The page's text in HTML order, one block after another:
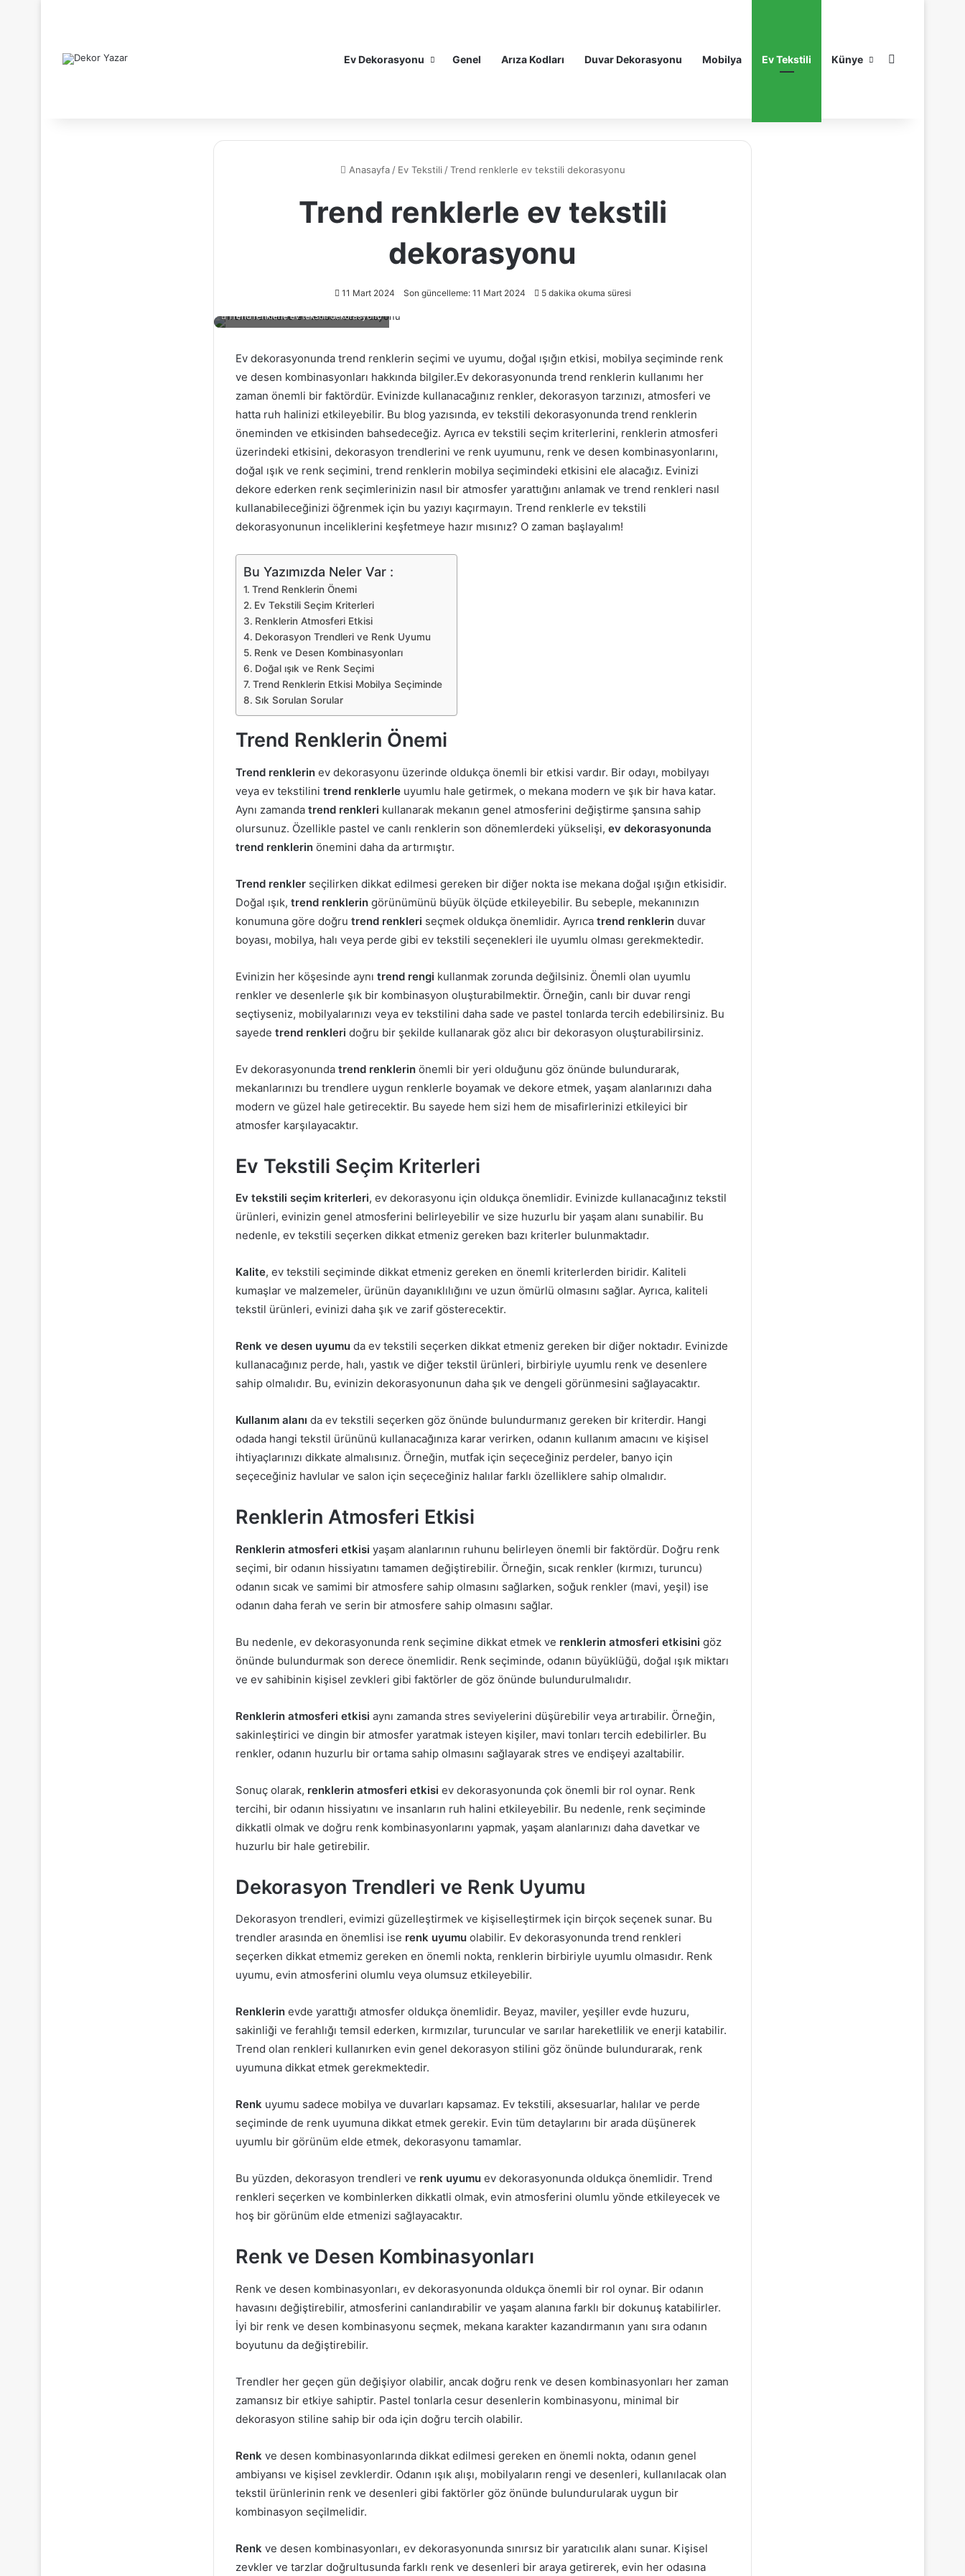
Ev Dekorasyonu Genel Arıza Kodları Duvar Dekorasyonu Mobilya Ev Tekstili Künye
Anasayfa / Ev Tekstili / Trend renklerle ev tekstili dekorasyonu
Trend renklerle ev tekstili
dekorasyonu
11 Mart 2024 Son güncelleme: 11 Mart 2024 5 dakika okuma süresi
Trend renklerle ev tekstili dekorasyonu
Ev dekorasyonunda trend renklerin seçimi ve uyumu, doğal ışığın etkisi, mobilya seçiminde renk
ve desen kombinasyonları hakkında bilgiler.Ev dekorasyonunda trend renklerin kullanımı her
zaman önemli bir faktördür. Evinizde kullanacağınız renkler, dekorasyon tarzınızı, atmosferi ve
hatta ruh halinizi etkileyebilir. Bu blog yazısında, ev tekstili dekorasyonunda trend renklerin
öneminden ve etkisinden bahsedeceğiz. Ayrıca ev tekstili seçim kriterlerini, renklerin atmosferi
üzerindeki etkisini, dekorasyon trendlerini ve renk uyumunu, renk ve desen kombinasyonlarını,
doğal ışık ve renk seçimini, trend renklerin mobilya seçimindeki etkisini ele alacağız. Evinizi
dekore ederken renk seçimlerinizin nasıl bir atmosfer yarattığını anlamak ve trend renkleri nasıl
kullanabileceğinizi öğrenmek için bu yazıyı kaçırmayın. Trend renklerle ev tekstili
dekorasyonunun inceliklerini keşfetmeye hazır mısınız? O zaman başlayalım!
Bu Yazımızda Neler Var :
Trend Renklerin Önemi
Ev Tekstili Seçim Kriterleri
Renklerin Atmosferi Etkisi
Dekorasyon Trendleri ve Renk Uyumu
Renk ve Desen Kombinasyonları
Doğal ışık ve Renk Seçimi
Trend Renklerin Etkisi Mobilya Seçiminde
Sık Sorulan Sorular
Trend Renklerin Önemi
Trend renklerin ev dekorasyonu üzerinde oldukça önemli bir etkisi vardır. Bir odayı, mobilyayı
veya ev tekstilini trend renklerle uyumlu hale getirmek, o mekana modern ve şık bir hava katar.
Aynı zamanda trend renkleri kullanarak mekanın genel atmosferini değiştirme şansına sahip
olursunuz. Özellikle pastel ve canlı renklerin son dönemlerdeki yükselişi, ev dekorasyonunda
trend renklerin önemini daha da artırmıştır.
Trend renkler seçilirken dikkat edilmesi gereken bir diğer nokta ise mekana doğal ışığın etkisidir.
Doğal ışık, trend renklerin görünümünü büyük ölçüde etkileyebilir. Bu sebeple, mekanınızın
konumuna göre doğru trend renkleri seçmek oldukça önemlidir. Ayrıca trend renklerin duvar
boyası, mobilya, halı veya perde gibi ev tekstili seçenekleri ile uyumlu olması gerekmektedir.
Evinizin her köşesinde aynı trend rengi kullanmak zorunda değilsiniz. Önemli olan uyumlu
renkler ve desenlerle şık bir kombinasyon oluşturabilmektir. Örneğin, canlı bir duvar rengi
seçtiyseniz, mobilyalarınızı veya ev tekstilini daha sade ve pastel tonlarda tercih edebilirsiniz. Bu
sayede trend renkleri doğru bir şekilde kullanarak göz alıcı bir dekorasyon oluşturabilirsiniz.
Ev dekorasyonunda trend renklerin önemli bir yeri olduğunu göz önünde bulundurarak,
mekanlarınızı bu trendlere uygun renklerle boyamak ve dekore etmek, yaşam alanlarınızı daha
modern ve güzel hale getirecektir. Bu sayede hem sizi hem de misafirlerinizi etkileyici bir
atmosfer karşılayacaktır.
Ev Tekstili Seçim Kriterleri
Ev tekstili seçim kriterleri, ev dekorasyonu için oldukça önemlidir. Evinizde kullanacağınız tekstil
ürünleri, evinizin genel atmosferini belirleyebilir ve size huzurlu bir yaşam alanı sunabilir. Bu
nedenle, ev tekstili seçerken dikkat etmeniz gereken bazı kriterler bulunmaktadır.
Kalite, ev tekstili seçiminde dikkat etmeniz gereken en önemli kriterlerden biridir. Kaliteli
kumaşlar ve malzemeler, ürünün dayanıklılığını ve uzun ömürlü olmasını sağlar. Ayrıca, kaliteli
tekstil ürünleri, evinizi daha şık ve zarif gösterecektir.
Renk ve desen uyumu da ev tekstili seçerken dikkat etmeniz gereken bir diğer noktadır. Evinizde
kullanacağınız perde, halı, yastık ve diğer tekstil ürünleri, birbiriyle uyumlu renk ve desenlere
sahip olmalıdır. Bu, evinizin dekorasyonunun daha şık ve dengeli görünmesini sağlayacaktır.
Kullanım alanı da ev tekstili seçerken göz önünde bulundurmanız gereken bir kriterdir. Hangi
odada hangi tekstil ürününü kullanacağınıza karar verirken, odanın kullanım amacını ve kişisel
ihtiyaçlarınızı dikkate almalısınız. Örneğin, mutfak için seçeceğiniz perdeler, banyo için
seçeceğiniz havlular ve salon için seçeceğiniz halılar farklı özelliklere sahip olmalıdır.
Renklerin Atmosferi Etkisi
Renklerin atmosferi etkisi yaşam alanlarının ruhunu belirleyen önemli bir faktördür. Doğru renk
seçimi, bir odanın hissiyatını tamamen değiştirebilir. Örneğin, sıcak renkler (kırmızı, turuncu)
odanın sıcak ve samimi bir atmosfere sahip olmasını sağlarken, soğuk renkler (mavi, yeşil) ise
odanın daha ferah ve serin bir atmosfere sahip olmasını sağlar.
Bu nedenle, ev dekorasyonunda renk seçimine dikkat etmek ve renklerin atmosferi etkisini göz
önünde bulundurmak son derece önemlidir. Renk seçiminde, odanın büyüklüğü, doğal ışık miktarı
ve ev sahibinin kişisel zevkleri gibi faktörler de göz önünde bulundurulmalıdır.
Renklerin atmosferi etkisi aynı zamanda stres seviyelerini düşürebilir veya artırabilir. Örneğin,
sakinleştirici ve dingin bir atmosfer yaratmak isteyen kişiler, mavi tonları tercih edebilirler. Bu
renkler, odanın huzurlu bir ortama sahip olmasını sağlayarak stres ve endişeyi azaltabilir.
Sonuç olarak, renklerin atmosferi etkisi ev dekorasyonunda çok önemli bir rol oynar. Renk
tercihi, bir odanın hissiyatını ve insanların ruh halini etkileyebilir. Bu nedenle, renk seçiminde
dikkatli olmak ve doğru renk kombinasyonlarını yapmak, yaşam alanlarınızı daha davetkar ve
huzurlu bir hale getirebilir.
Dekorasyon Trendleri ve Renk Uyumu
Dekorasyon trendleri, evimizi güzelleştirmek ve kişiselleştirmek için birçok seçenek sunar. Bu
trendler arasında en önemlisi ise renk uyumu olabilir. Ev dekorasyonunda trend renkleri
seçerken dikkat etmemiz gereken en önemli nokta, renklerin birbiriyle uyumlu olmasıdır. Renk
uyumu, evin atmosferini olumlu veya olumsuz etkileyebilir.
Renklerin evde yarattığı atmosfer oldukça önemlidir. Beyaz, maviler, yeşiller evde huzuru,
sakinliği ve ferahlığı temsil ederken, kırmızılar, turuncular ve sarılar hareketlilik ve enerji katabilir.
Trend olan renkleri kullanırken evin genel dekorasyon stilini göz önünde bulundurarak, renk
uyumuna dikkat etmek gerekmektedir.
Renk uyumu sadece mobilya ve duvarları kapsamaz. Ev tekstili, aksesuarlar, halılar ve perde
seçiminde de renk uyumuna dikkat etmek gerekir. Evin tüm detaylarını bir arada düşünerek
uyumlu bir görünüm elde etmek, dekorasyonu tamamlar.
Bu yüzden, dekorasyon trendleri ve renk uyumu ev dekorasyonunda oldukça önemlidir. Trend
renkleri seçerken ve kombinlerken dikkatli olmak, evin atmosferini olumlu yönde etkileyecek ve
hoş bir görünüm elde etmenizi sağlayacaktır.
Renk ve Desen Kombinasyonları
Renk ve desen kombinasyonları, ev dekorasyonunda oldukça önemli bir rol oynar. Bir odanın
havasını değiştirebilir, atmosferini canlandırabilir ve yaşam alanına farklı bir dokunuş katabilirler.
İyi bir renk ve desen kombinasyonu seçmek, mekana karakter kazandırmanın yanı sıra odanın
boyutunu da değiştirebilir.
Trendler her geçen gün değişiyor olabilir, ancak doğru renk ve desen kombinasyonları her zaman
zamansız bir etkiye sahiptir. Pastel tonlarla cesur desenlerin kombinasyonu, minimal bir
dekorasyon stiline sahip bir oda için doğru tercih olabilir.
Renk ve desen kombinasyonlarında dikkat edilmesi gereken en önemli nokta, odanın genel
ambiyansı ve kişisel zevklerdir. Odanın ışık alışı, mobilyaların rengi ve desenleri, kullanılacak olan
tekstil ürünlerinin renk ve desenleri gibi faktörler göz önünde bulundurularak uygun bir
kombinasyon seçilmelidir.
Renk ve desen kombinasyonları, ev dekorasyonunda sınırsız bir yaratıcılık alanı sunar. Kişisel
zevkler ve tarzlar doğrultusunda farklı renk ve desenleri bir araya getirerek, evin her odasına